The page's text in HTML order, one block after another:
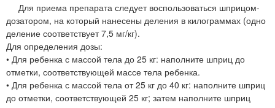
Для приема препарата следует воспользоваться шприцом-
дозатором, на который нанесены деления в килограммах (одно
деление соответствует 7,5 мг/кг).
Для определения дозы:
• Для ребенка с массой тела до 25 кг: наполните шприц до
отметки, соответствующей массе тела ребенка.
• Для ребенка с массой тела от 25 кг до 40 кг: наполните шприц
до отметки, соответствующей 25 кг; затем наполните шприц